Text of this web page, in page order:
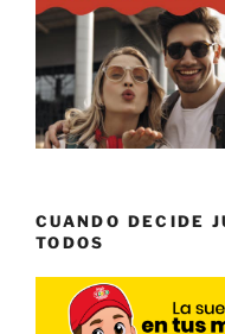
CUANDO DECIDE
TODOS